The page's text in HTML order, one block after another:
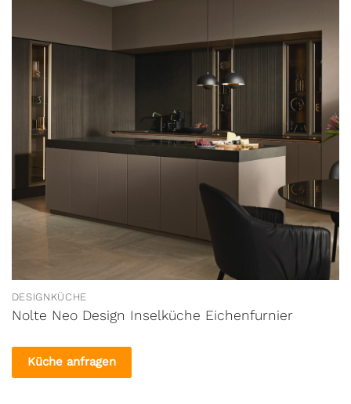
DESIGNKÜCHE
Nolte Neo Design Inselküche Eichenfurnier
Küche anfragen